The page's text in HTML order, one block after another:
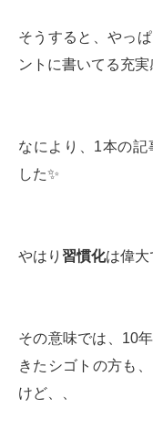
そうすると、やっ
ントに書いてる充実
なにより、1本の記
した✨
やはり 習慣化は偉大
その意味では、10
きたシゴトの方も
けど、、